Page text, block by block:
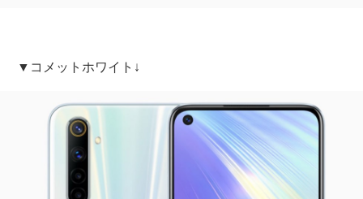
▼コメットホワイト↓